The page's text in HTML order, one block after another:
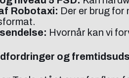
Robotaxi: Der er brug
Hvornår kan vi
og